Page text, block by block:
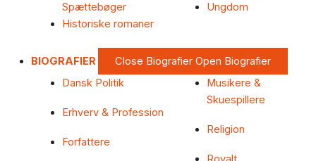
Spættebøger
Historiske romaner
Ungdom
BIOGRAFIER Close Biografier Open Biografier
Dansk Politik
Erhverv & Profession
Forfattere
Musikere &
Skuespillere
Religion